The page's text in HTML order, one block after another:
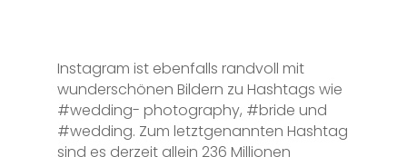
Instagram ist ebenfalls randvoll mit
wunderschönen Bildern zu Hashtags wie
#wedding- photography, #bride und
#wedding. Zum letztgenannten Hashtag
sind es derzeit allein 236 Millionen